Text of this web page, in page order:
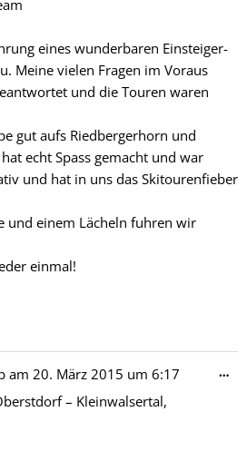
eines wunderbaren Einsteiger-
Meine vielen Fragen im Voraus
und die Touren waren
gut aufs Riedbergerhorn und
echt Spass gemacht und war
und hat in uns das Skitourenfieber
und einem Lächeln fuhren wir
einmal!
am 20. März 2015 um 6:17
– Kleinwalsertal,
…